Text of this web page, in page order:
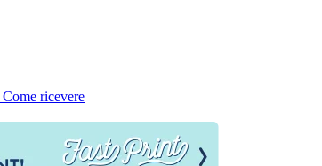
Come ricevere